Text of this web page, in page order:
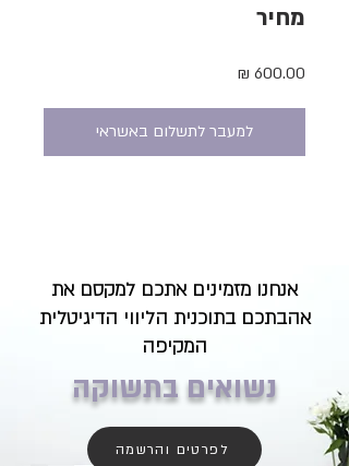
מחיר
למעבר לתשלום באשראי
אנחנו מזמינים אתכם למקסם את
אהבתכם בתוכנית הליווי הדיגיטלית
המקיפה
נשואים בתשוקה
לפרטים והרשמה